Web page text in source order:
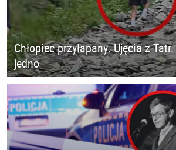
Chłopiec przyłapany. Ujęcia z
jedno